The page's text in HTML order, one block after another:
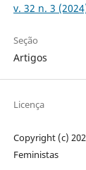
v. 32 n. 3
Seção
Artigos
Licença
Copyright (c)
Feministas